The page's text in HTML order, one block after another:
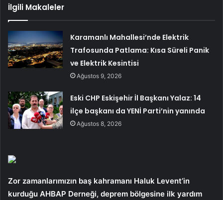
İlgili Makaleler
Karamanlı Mahallesi’nde Elektrik
Trafosunda Patlama: Kısa Süreli Panik
ve Elektrik Kesintisi
Ağustos 9, 2026
Eski CHP Eskişehir İl Başkanı Yalaz: 14
ilçe başkanı da YENİ Parti’nin yanında
Ağustos 8, 2026
Zor zamanlarımızın baş kahramanı Haluk Levent’in
kurduğu AHBAP Derneği, deprem bölgesine ilk yardım